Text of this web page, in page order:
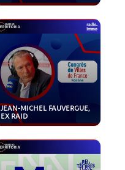
JEAN-MICHEL FAUVERGUE,
EX RAID